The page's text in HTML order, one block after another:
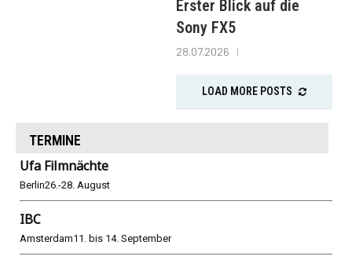
Erster Blick auf die
Sony FX5
28.07.2026
LOAD MORE POSTS
TERMINE
Ufa Filmnächte
Berlin26.-28. August
IBC
Amsterdam11. bis 14. September